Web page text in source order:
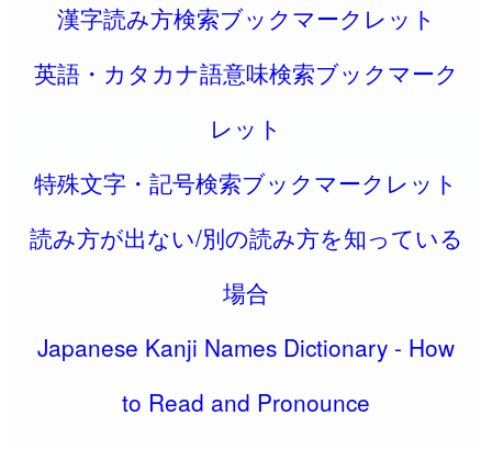
漢字読み方検索ブックマークレット
英語・カタカナ語意味検索ブックマーク
レット
特殊文字・記号検索ブックマークレット
読み方が出ない/別の読み方を知っている
場合
Japanese Kanji Names Dictionary - How
to Read and Pronounce